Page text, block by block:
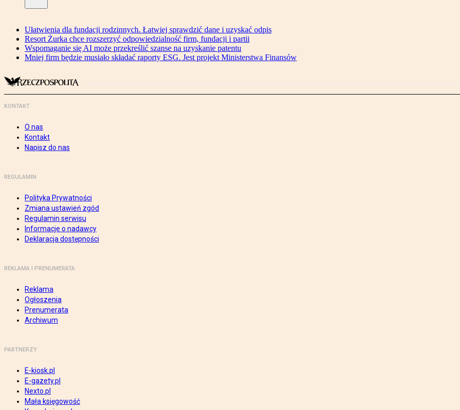
Ułatwienia dla fundacji rodzinnych. Łatwiej sprawdzić dane i uzyskać odpis
Resort Żurka chce rozszerzyć odpowiedzialność firm, fundacji i partii
Wspomaganie się AI może przekreślić szanse na uzyskanie patentu
Mniej firm będzie musiało składać raporty ESG. Jest projekt Ministerstwa Finansów
KONTAKT
O nas
Kontakt
Napisz do nas
REGULAMIN
Polityka Prywatności
Zmiana ustawień zgód
Regulamin serwisu
Informacje o nadawcy
Deklaracja dostępności
REKLAMA I PRENUMERATA
Reklama
Ogłoszenia
Prenumerata
Archiwum
PARTNERZY
E-kiosk.pl
E-gazety.pl
Nexto.pl
Mała księgowość